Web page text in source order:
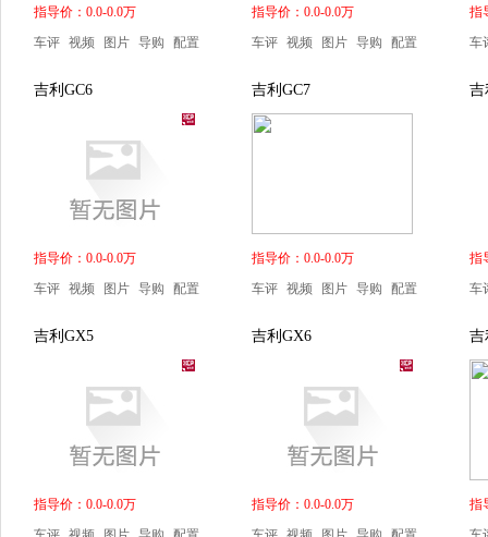
指导价：0.0-0.0万
车评 视频 图片 导购 配置
指导价：0.0-0.0万
车评 视频 图片 导购 配置
指
车
吉利GC6
指导价：0.0-0.0万
车评 视频 图片 导购 配置
吉利GC7
指导价：0.0-0.0万
车评 视频 图片 导购 配置
吉
指
车
吉利GX5
指导价：0.0-0.0万
吉利GX6
指导价：0.0-0.0万
吉
指